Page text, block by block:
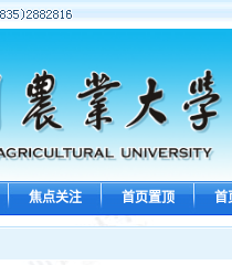
焦点关注 首页置顶 首